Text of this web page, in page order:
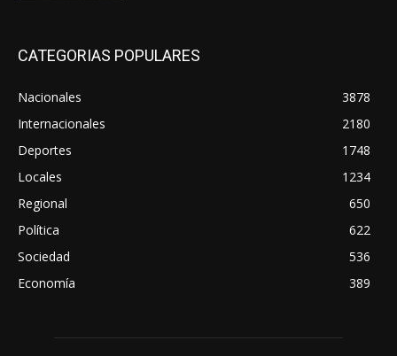
CATEGORIAS POPULARES
Nacionales
3878
Internacionales
2180
Deportes
1748
Locales
1234
Regional
650
Política
622
Sociedad
536
Economía
389